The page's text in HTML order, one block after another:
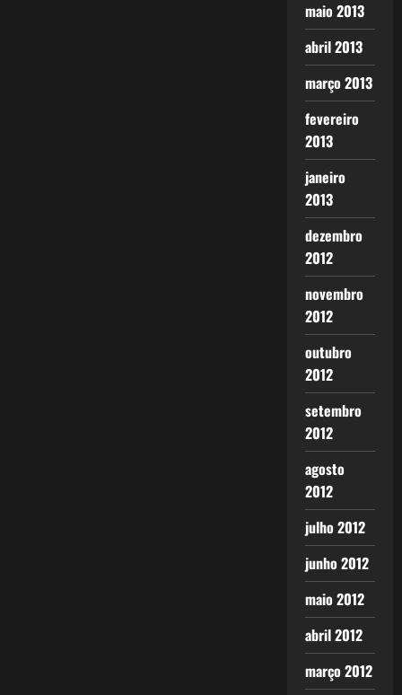
maio 2013
abril 2013
março 2013
fevereiro
2013
janeiro
2013
dezembro
2012
novembro
2012
outubro
2012
setembro
2012
agosto
2012
julho 2012
junho 2012
maio 2012
abril 2012
março 2012